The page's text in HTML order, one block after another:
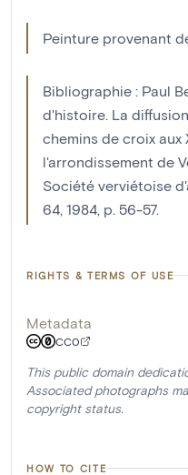
Peinture provenant
Bibliographie : Paul
d'histoire. La
chemins de croix aux
l'arrondissement de
Société verviétoise
64, 1984, p. 56-57.
RIGHTS & TERMS OF USE
Metadata
CC0
This public domain
Associated photographs
copyright status.
HOW TO CITE